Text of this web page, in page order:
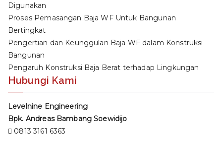
Digunakan
Proses Pemasangan Baja WF Untuk Bangunan
Bertingkat
Pengertian dan Keunggulan Baja WF dalam Konstruksi
Bangunan
Pengaruh Konstruksi Baja Berat terhadap Lingkungan
Hubungi Kami
Levelnine Engineering
Bpk. Andreas Bambang Soewidijo
0813 3161 6363